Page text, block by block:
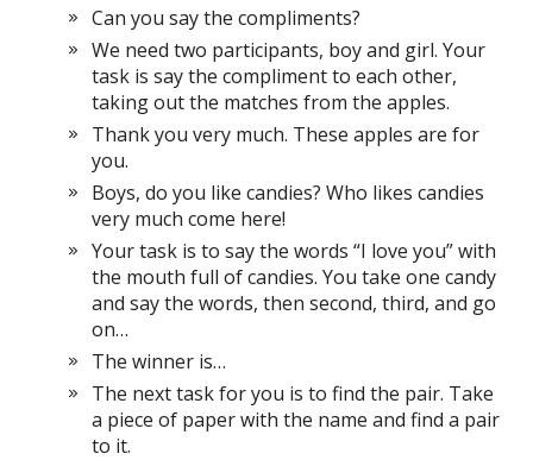
Can you say the compliments?
We need two participants, boy and girl. Your
task is say the compliment to each other,
taking out the matches from the apples.
Thank you very much. These apples are for
you.
Boys, do you like candies? Who likes candies
very much come here!
Your task is to say the words “I love you” with
the mouth full of candies. You take one candy
and say the words, then second, third, and go
on…
The winner is…
The next task for you is to find the pair. Take
a piece of paper with the name and find a pair
to it.